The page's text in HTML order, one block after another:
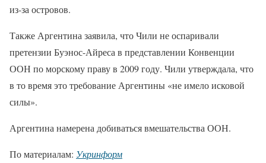
из-за островов.
Также Аргентина заявила, что Чили не оспаривали
претензии Буэнос-Айреса в представлении Конвенции
ООН по морскому праву в 2009 году. Чили утверждала, что
в то время это требование Аргентины «не имело исковой
силы».
Аргентина намерена добиваться вмешательства ООН.
По материалам: Укринформ